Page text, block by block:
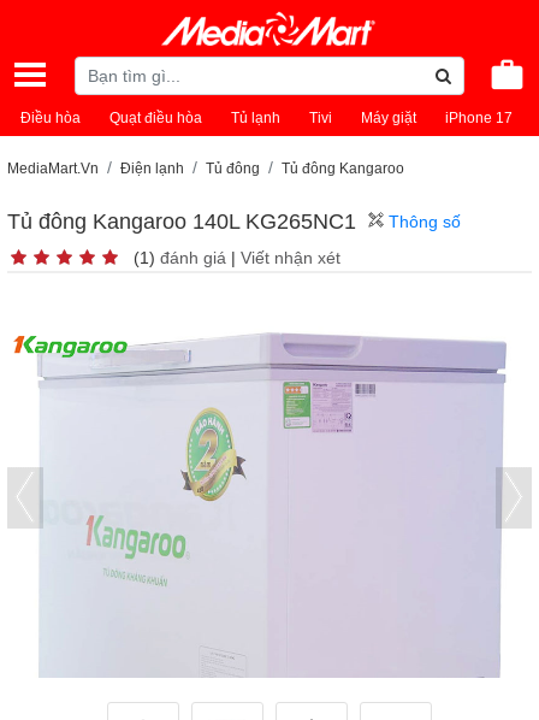
Điều hòa Quạt điều hòa Tủ lạnh Tivi Máy giặt iPhone 17
MediaMart.Vn Điện lạnh Tủ đông Tủ đông Kangaroo
Tủ đông Kangaroo 140L KG265NC1
(1) đánh giá | Viết nhận xét
Thông số